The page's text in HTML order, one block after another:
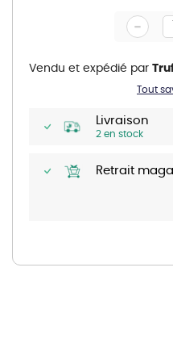
gallery
Livraison
2 en stock
Retrait
-
Tout
Vendu et expédié par